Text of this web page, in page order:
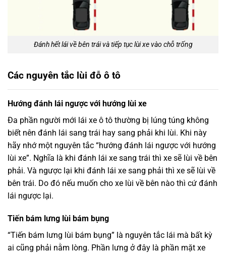
Đánh hết lái về bên trái và tiếp tục lùi xe vào chỗ trống
Các nguyên tắc lùi đỗ ô tô
Hướng đánh lái ngược với hướng lùi xe
Đa phần người mới lái xe ô tô thường bị lúng túng không
biết nên đánh lái sang trái hay sang phải khi lùi. Khi này
hãy nhớ một nguyên tắc “hướng đánh lái ngược với hướng
lùi xe”. Nghĩa là khi đánh lái xe sang trái thì xe sẽ lùi về bên
phải. Và ngược lại khi đánh lái xe sang phải thì xe sẽ lùi về
bên trái. Do đó nếu muốn cho xe lùi về bên nào thì cứ đánh
lái ngược lại.
Tiến bám lưng lùi bám bụng
“Tiến bám lưng lùi bám bụng” là nguyên tắc lái mà bất kỳ
ai cũng phải nằm lòng. Phần lưng ở đây là phần mặt xe